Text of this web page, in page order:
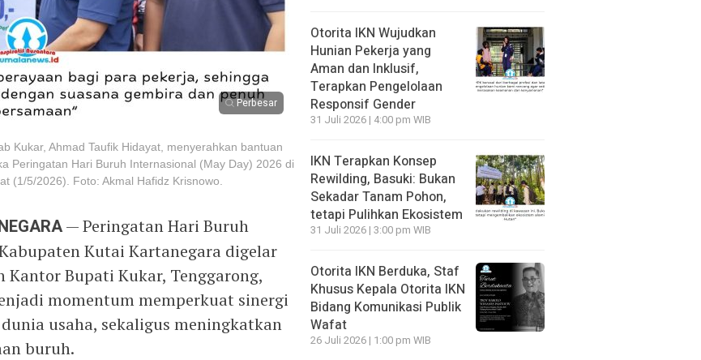
Perbesar
Kukar, Ahmad Taufik Hidayat, menyerahkan bantuan
Peringatan Hari Buruh Internasional (May Day) 2026 di
(1/5/2026). Foto: Akmal Hafidz Krisnowo.
— Peringatan Hari Buruh
Kutai Kartanegara digelar
Bupati Kukar, Tenggarong,
momentum memperkuat sinergi
usaha, sekaligus meningkatkan
buruh.
Otorita IKN Wujudkan
Hunian Pekerja yang
Aman dan Inklusif,
Terapkan Pengelolaan
Responsif Gender
31 Juli 2026 | 4:00 pm WIB
IKN Terapkan Konsep
Rewilding, Basuki: Bukan
Sekadar Tanam Pohon,
tetapi Pulihkan Ekosistem
31 Juli 2026 | 3:00 pm WIB
Otorita IKN Berduka, Staf
Khusus Kepala Otorita IKN
Bidang Komunikasi Publik
Wafat
26 Juli 2026 | 1:00 pm WIB